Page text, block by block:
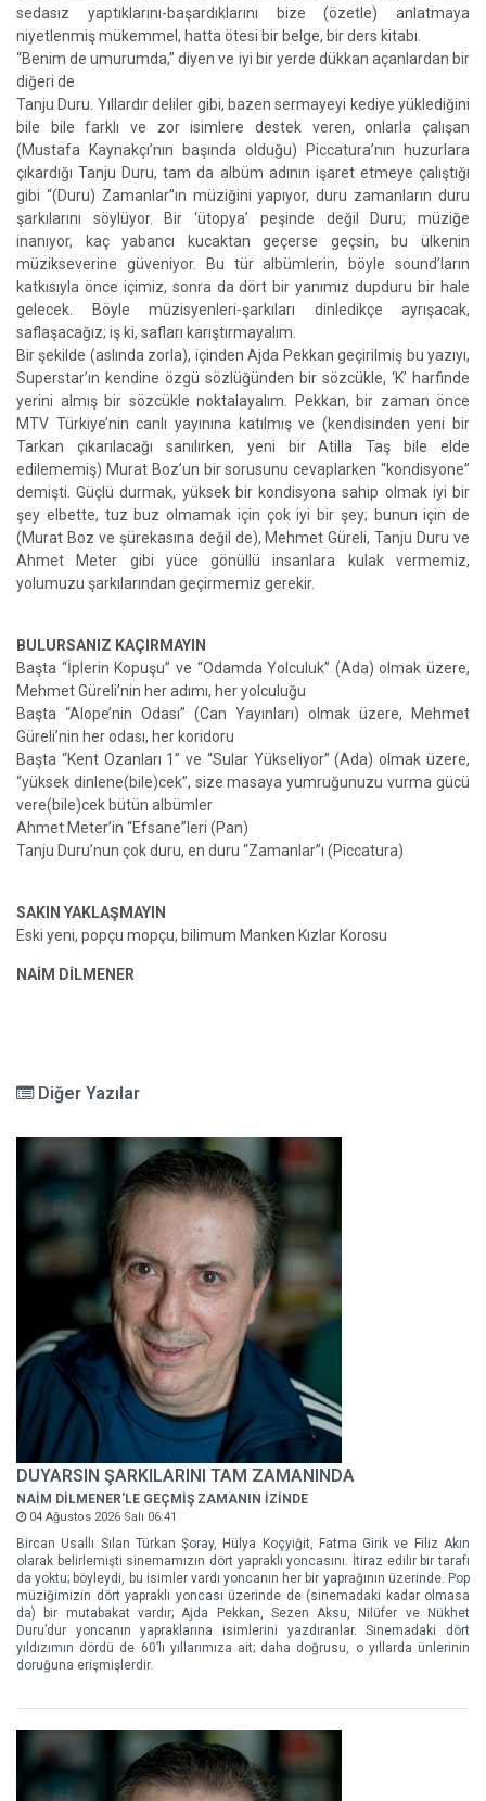
sedasız yaptıklarını-başardıklarını bize (özetle) anlatmaya
niyetlenmiş mükemmel, hatta ötesi bir belge, bir ders kitabı.
“Benim de umurumda,” diyen ve iyi bir yerde dükkan açanlardan bir
diğeri de
Tanju Duru. Yıllardır deliler gibi, bazen sermayeyi kediye yüklediğini
bile bile farklı ve zor isimlere destek veren, onlarla çalışan
(Mustafa Kaynakçı’nın başında olduğu) Piccatura’nın huzurlara
çıkardığı Tanju Duru, tam da albüm adının işaret etmeye çalıştığı
gibi “(Duru) Zamanlar”ın müziğini yapıyor, duru zamanların duru
şarkılarını söylüyor. Bir ‘ütopya’ peşinde değil Duru; müziğe
inanıyor, kaç yabancı kucaktan geçerse geçsin, bu ülkenin
müzikseverine güveniyor. Bu tür albümlerin, böyle sound’ların
katkısıyla önce içimiz, sonra da dört bir yanımız dupduru bir hale
gelecek. Böyle müzisyenleri-şarkıları dinledikçe ayrışacak,
saflaşacağız; iş ki, safları karıştırmayalım.
Bir şekilde (aslında zorla), içinden Ajda Pekkan geçirilmiş bu yazıyı,
Superstar’ın kendine özgü sözlüğünden bir sözcükle, ‘K’ harfinde
yerini almış bir sözcükle noktalayalım. Pekkan, bir zaman önce
MTV Türkiye’nin canlı yayınına katılmış ve (kendisinden yeni bir
Tarkan çıkarılacağı sanılırken, yeni bir Atilla Taş bile elde
edilememiş) Murat Boz’un bir sorusunu cevaplarken “kondisyone”
demişti. Güçlü durmak, yüksek bir kondisyona sahip olmak iyi bir
şey elbette, tuz buz olmamak için çok iyi bir şey; bunun için de
(Murat Boz ve şürekasına değil de), Mehmet Güreli, Tanju Duru ve
Ahmet Meter gibi yüce gönüllü insanlara kulak vermemiz,
yolumuzu şarkılarından geçirmemiz gerekir.
BULURSANIZ KAÇIRMAYIN
Başta “İplerin Kopuşu” ve “Odamda Yolculuk” (Ada) olmak üzere,
Mehmet Güreli’nin her adımı, her yolculuğu
Başta “Alope’nin Odası” (Can Yayınları) olmak üzere, Mehmet
Güreli’nin her odası, her koridoru
Başta “Kent Ozanları 1” ve “Sular Yükseliyor” (Ada) olmak üzere,
“yüksek dinlene(bile)cek”, size masaya yumruğunuzu vurma gücü
vere(bile)cek bütün albümler
Ahmet Meter’in “Efsane”leri (Pan)
Tanju Duru’nun çok duru, en duru “Zamanlar”ı (Piccatura)
SAKIN YAKLAŞMAYIN
Eski yeni, popçu mopçu, bilimum Manken Kızlar Korosu
NAİM DİLMENER
Diğer Yazılar
DUYARSIN ŞARKILARINI TAM ZAMANINDA
NAİM DİLMENER'LE GEÇMİŞ ZAMANIN İZİNDE
04 Ağustos 2026 Salı 06:41
Bircan Usallı Sılan Türkan Şoray, Hülya Koçyiğit, Fatma Girik ve Filiz Akın
olarak belirlemişti sinemamızın dört yapraklı yoncasını. İtiraz edilir bir tarafı
da yoktu; böyleydi, bu isimler vardı yoncanın her bir yaprağının üzerinde. Pop
müziğimizin dört yapraklı yoncası üzerinde de (sinemadaki kadar olmasa
da) bir mutabakat vardır; Ajda Pekkan, Sezen Aksu, Nilüfer ve Nükhet
Duru’dur yoncanın yapraklarına isimlerini yazdıranlar. Sinemadaki dört
yıldızımın dördü de 60’lı yıllarımıza ait; daha doğrusu, o yıllarda ünlerinin
doruğuna erişmişlerdir.